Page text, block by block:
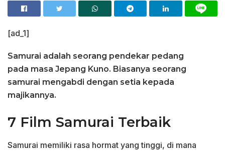
[ad_1]
Samurai adalah seorang pendekar pedang
pada masa Jepang Kuno. Biasanya seorang
samurai mengabdi dengan setia kepada
majikannya.
7 Film Samurai Terbaik
Samurai memiliki rasa hormat yang tinggi, di mana